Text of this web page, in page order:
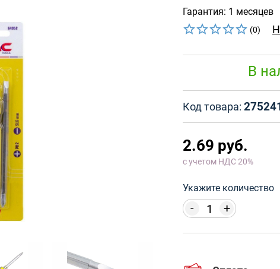
Гарантия: 1 месяцев
(0)
В
Код товара:
2.69 руб.
с учетом НДС 20%
Укажите количество
+
-